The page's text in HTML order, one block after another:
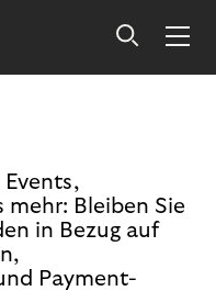
mehr: Bleiben Sie
in Bezug auf
Payment-